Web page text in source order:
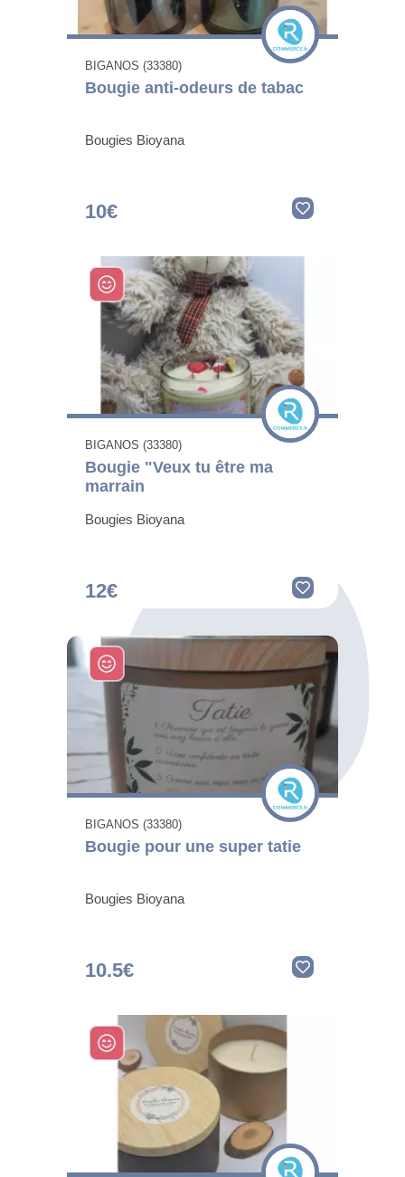
BIGANOS (33380)
Bougie anti-odeurs de tabac
Bougies Bioyana
10€
BIGANOS (33380)
Bougie "Veux tu être ma
marrain
Bougies Bioyana
12€
BIGANOS (33380)
Bougie pour une super tatie
Bougies Bioyana
10.5€